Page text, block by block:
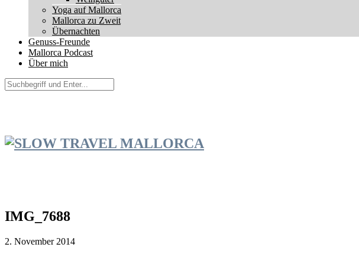
Yoga auf Mallorca
Mallorca zu Zweit
Übernachten
Genuss-Freunde
Mallorca Podcast
Über mich
IMG_7688
2. November 2014